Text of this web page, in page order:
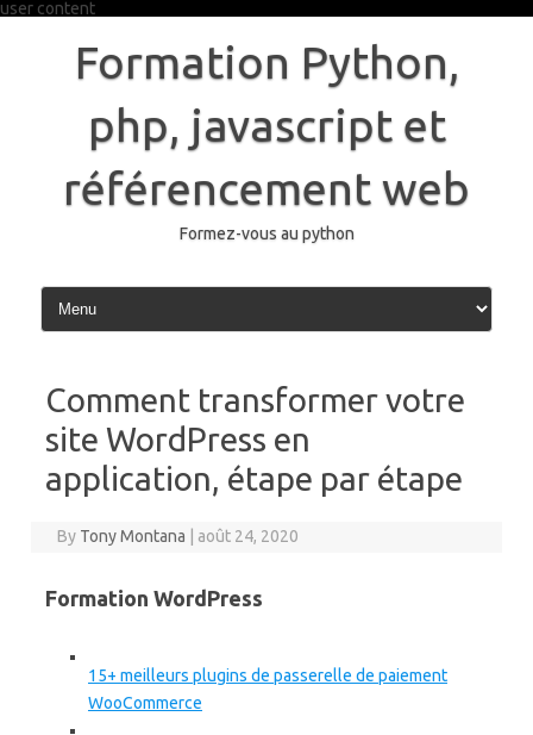
user content
contentFormation Python,
php, javascript et
référencement web
Formez-vous au python
Comment transformer votre
site WordPress en
application, étape par étape
By Tony Montana août 24, 2020
Formation WordPress
15+ meilleurs plugins de passerelle de paiement
WooCommerce